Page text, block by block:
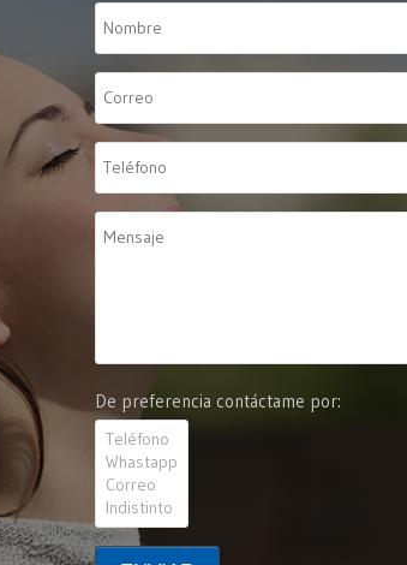
De preferencia contáctame por: